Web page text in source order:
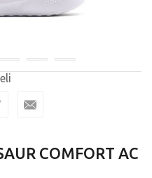
COMFORT AC